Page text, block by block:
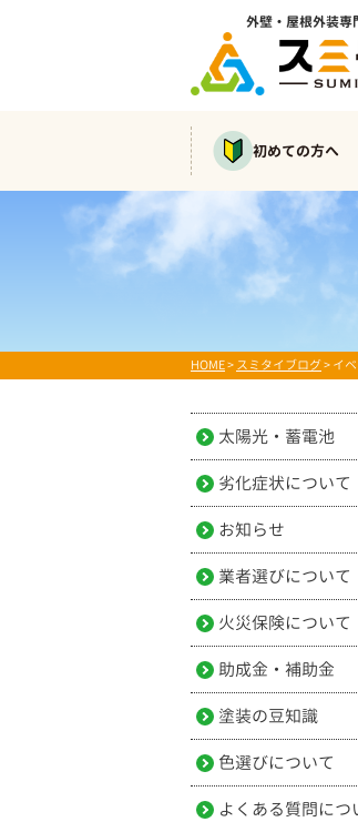
外壁・屋根外装専
初めての方へ
HOME>スミタイブログ>イ
太陽光・蓄電池
劣化症状について
お知らせ
業者選びについて
火災保険について
助成金・補助金
塗装の豆知識
色選びについて
よくある質問につ